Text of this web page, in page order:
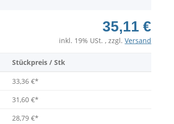
35,11 €
inkl. 19% USt. , zzgl. Versand
Stückpreis / Stk
33,36 €*
31,60 €*
28,79 €*